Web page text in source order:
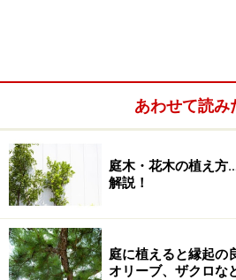
植え場所と目的を明確に
また、どんな場合も忘れてはい
場所と目的を明確にしておくこと
前の目隠しに」というのであれ
葉してもあまり透けないドウダン
前にシンボルツリー」をというの
あわせて読み
庭木・花木の植え
解説！
庭に植えると縁起の
オリーブ、ザクロな